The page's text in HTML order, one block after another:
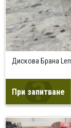
Дискова Брана
При запитване